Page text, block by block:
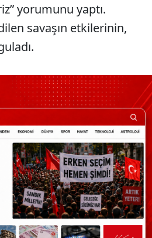
yorumunu yaptı.
savaşın etkilerinin,